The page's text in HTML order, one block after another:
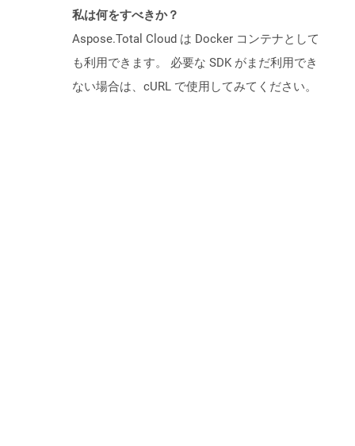
私は何をすべきか？
Aspose.Total Cloud は Docker コンテナとして
も利用できます。 必要な SDK がまだ利用でき
ない場合は、cURL で使用してみてください。